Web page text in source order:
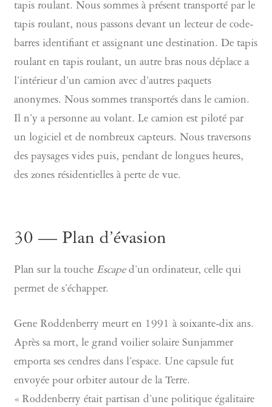
tapis roulant. Nous sommes à présent transporté par le
tapis roulant, nous passons devant un lecteur de code-
barres identifiant et assignant une destination. De tapis
roulant en tapis roulant, un autre bras nous déplace a
l’intérieur d’un camion avec d’autres paquets
anonymes. Nous sommes transportés dans le camion.
Il n’y a personne au volant. Le camion est piloté par
un logiciel et de nombreux capteurs. Nous traversons
des paysages vides puis, pendant de longues heures,
des zones résidentielles à perte de vue.
30 — Plan d’évasion
Plan sur la touche Escaped’un ordinateur, celle qui
permet de s’échapper.
Gene Roddenberry meurt en 1991 à soixante-dix ans.
Après sa mort, le grand voilier solaire Sunjammer
emporta ses cendres dans l’espace. Une capsule fut
envoyée pour orbiter autour de la Terre.
« Roddenberry était partisan d’une politique égalitaire